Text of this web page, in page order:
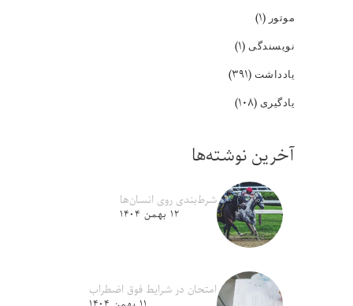
موتور (۱)
نویسندگی (۱)
یادداشت (۳۹۱)
یادگیری (۱۰۸)
آخرین نوشته‌ها
شرط‌بندی روی انسان‌ها
۱۲ بهمن ۱۴۰۴
امتحان در شرایط فوق اضطراب